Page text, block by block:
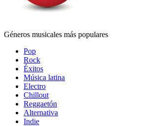
Géneros musicales más populares
Pop
Rock
Éxitos
Música latina
Electro
Chillout
Reggaetón
Alternativa
Indie